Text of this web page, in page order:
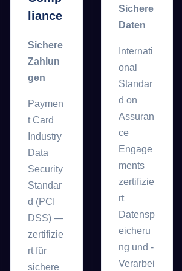
liance
Sichere
Zahlun
gen
Paymen
t Card
Industry
Data
Security
Standar
d (PCI
DSS) —
zertifizie
rt für
sichere
Sichere
Daten
Internati
onal
Standar
d on
Assuran
ce
Engage
ments
zertifizie
rt
Datensp
eicheru
ng und -
Verarbei